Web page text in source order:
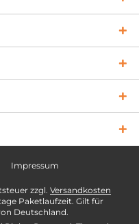
Impressum
zzgl. Versandkosten
Paketlaufzeit. Gilt für
Deutschland.